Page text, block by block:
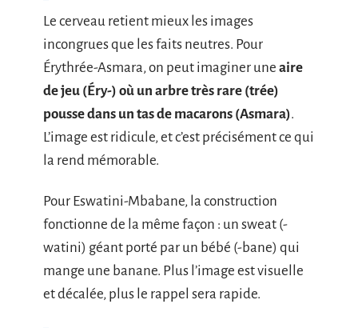
Le cerveau retient mieux les images
incongrues que les faits neutres. Pour
Érythrée-Asmara, on peut imaginer une aire
de jeu (Éry-) où un arbre très rare (trée)
pousse dans un tas de macarons (Asmara).
L’image est ridicule, et c’est précisément ce qui
la rend mémorable.
Pour Eswatini-Mbabane, la construction
fonctionne de la même façon : un sweat (-
watini) géant porté par un bébé (-bane) qui
mange une banane. Plus l’image est visuelle
et décalée, plus le rappel sera rapide.